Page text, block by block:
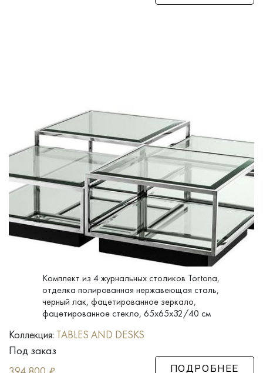
Комплект из 4 журнальных столиков Tortona,
отделка полированная нержавеющая сталь,
черный лак, фацетированное зеркало,
фацетированное стекло, 65x65x32/40 см
Коллекция: TABLES AND DESKS
Под заказ
ПОДРОБНЕЕ